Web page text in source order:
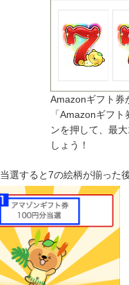
Amazonギフト券
「Amazonギフ
ンを押して、最
しょう！
当選すると7の絵柄が揃った